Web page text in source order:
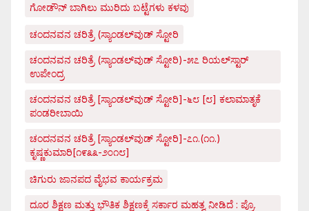
ಗೋಡೌನ್ ಬಾಗಿಲು ಮುರಿದು ಬಟ್ಟೆಗಳು ಕಳವು
ಚಂದನವನ ಚರಿತ್ರೆ (ಸ್ಯಾಂಡಲ್‌ವುಡ್ ಸ್ಟೋರಿ
ಚಂದನವನ ಚರಿತ್ರೆ (ಸ್ಯಾಂಡಲ್‌ವುಡ್ ಸ್ಟೋರಿ)-೫೭ ರಿಯಲ್‌ಸ್ಟಾರ್
ಉಪೇಂದ್ರ
ಚಂದನವನ ಚರಿತ್ರೆ [ಸ್ಯಾಂಡಲ್‌ವುಡ್ ಸ್ಟೋರಿ]-೬೮ [೮] ಕಲಾಮಾತೃಕೆ
ಪಂಡರೀಬಾಯಿ
ಚಂದನವನ ಚರಿತ್ರೆ [ಸ್ಯಾಂಡಲ್‌ವುಡ್ ಸ್ಟೋರಿ]-೭೧.(೧೧.)
ಕೃಷ್ಣಕುಮಾರಿ[೧೯೩೩-೨೦೧೮]
ಚಿಗುರು ಜಾನಪದ ವೈಭವ ಕಾರ್ಯಕ್ರಮ
ದೂರ ಶಿಕ್ಷಣ ಮತ್ತು ಭೌತಿಕ ಶಿಕ್ಷಣಕ್ಕೆ ಸರ್ಕಾರ ಮಹತ್ವ ನೀಡಿದೆ : ಪ್ರೊ.